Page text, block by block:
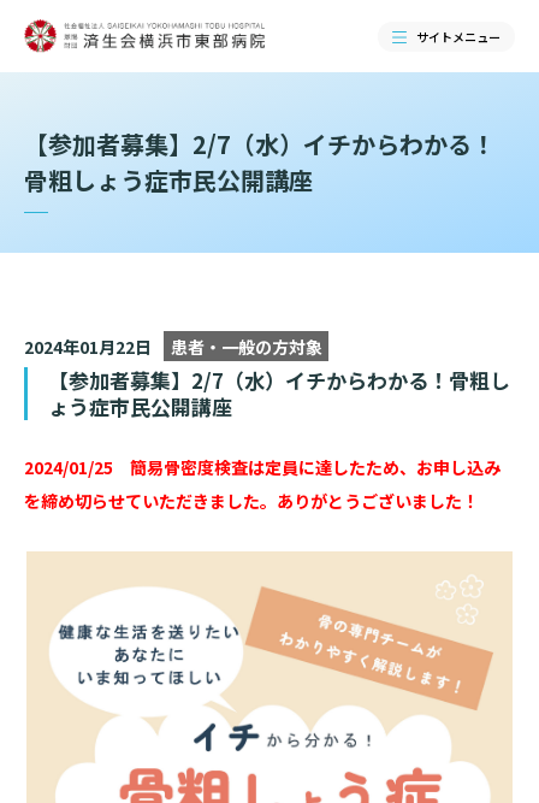
サイトメニュー
当院のご紹介
当院のご紹介トップ
基本情報
院長あいさつ
幹部紹介
理念・方針・
患者さんの権利
施設概要と沿革
ご来院される方へトップ
外来について
初診の方へ
再診の方へ
診療科・センター・部門
医療機関・医療者の方へ
医療機関・医療者の方へトップ
お知らせ
【参加者募集】2/7（水）イチからわかる！
骨粗しょう症市民公開講座
2024年01月22日 患者・一般の方対象
【参加者募集】2/7（水）イチからわかる！骨粗し
ょう症市民公開講座
2024/01/25 簡易骨密度検査は定員に達したため、お申し込み
を締め切らせていただきました。ありがとうございました！